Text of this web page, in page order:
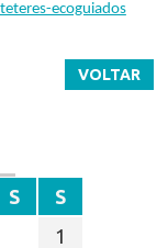
ecoguiados
VOLTAR
S
S
1